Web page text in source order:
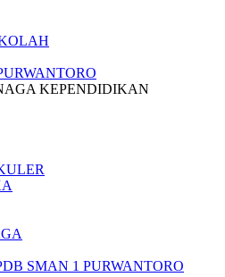
KEPENDIDIKAN
SMAN 1 PURWANTORO